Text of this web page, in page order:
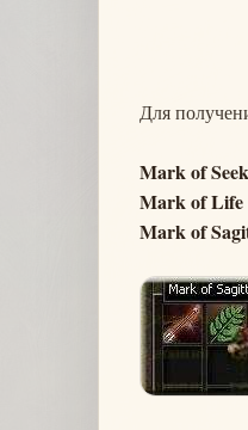
Для
Mark of
Mark of Life
Mark of